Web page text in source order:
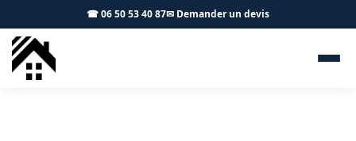
☎ 06 50 53 40 87✉ Demander un devis